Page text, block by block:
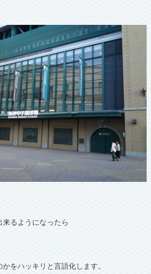
来るようになったら
をハッキリと言語化します。